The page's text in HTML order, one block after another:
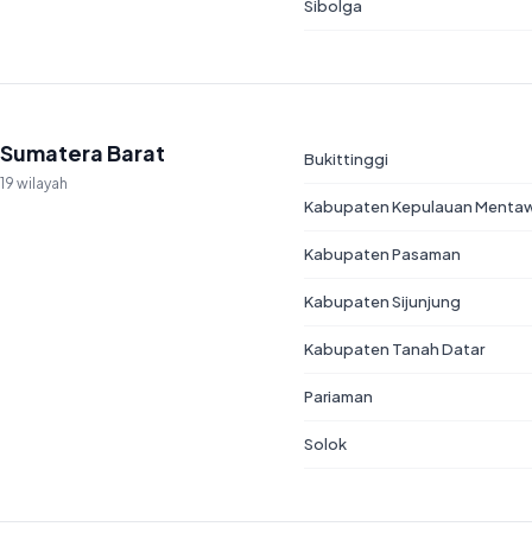
Sibolga
Sumatera Barat
19 wilayah
Bukittinggi
Kabupaten Kepulauan
Kabupaten Pasaman
Kabupaten Sijunjung
Kabupaten Tanah Datar
Pariaman
Solok